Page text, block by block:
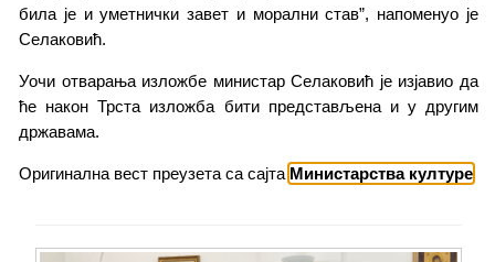
била је и уметнички завет и морални став”, напоменуо је
Селаковић.
Уочи отварања изложбе министар Селаковић је изјавио да
ће након Трста изложба бити представљена и у другим
државама.
Оригинална вест преузета са сајта Министарства културе